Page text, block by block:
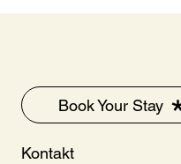
Book Your Stay
Kontakt